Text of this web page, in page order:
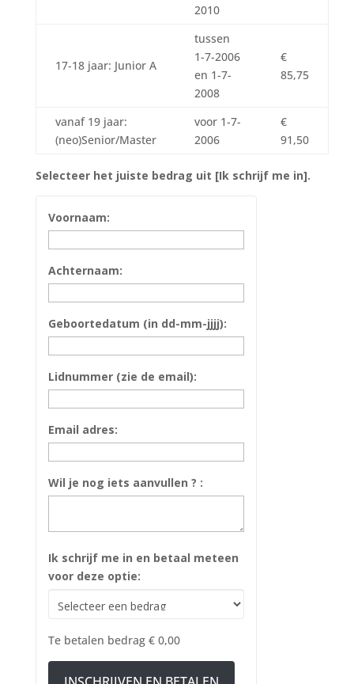
2010
17-18 jaar: Junior A
tussen
1-7-2006
en 1-7-
2008
€
85,75
vanaf 19 jaar:
(neo)Senior/Master
voor 1-7-
2006
€
91,50
Selecteer het juiste bedrag uit [Ik schrijf me in].
Voornaam:
Achternaam:
Geboortedatum (in dd-mm-jjjj):
Lidnummer (zie de email):
Email adres:
Wil je nog iets aanvullen ? :
Ik schrijf me in en betaal meteen
voor deze optie:
Te betalen bedrag € 0,00